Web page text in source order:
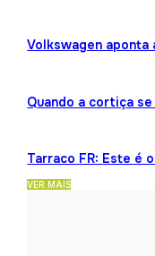
Volkswagen aponta
Quando a cortiça
Tarraco FR: Este é
VER MAIS